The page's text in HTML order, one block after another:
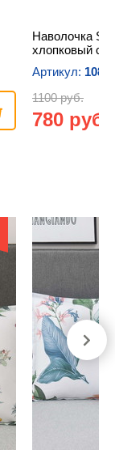
Наволочка
хлопковый
Артикул:
1100 руб.
780 руб.